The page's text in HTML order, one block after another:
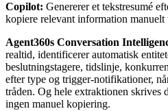
Copilot: Genererer et tekstresumé
kopiere relevant information
Agent360s Conversation
realtid, identificerer automatisk
beslutningstagere, tidslinje,
efter type og trigger-notifikationer,
tråden. Og hele extraktionen
ingen manuel kopiering.